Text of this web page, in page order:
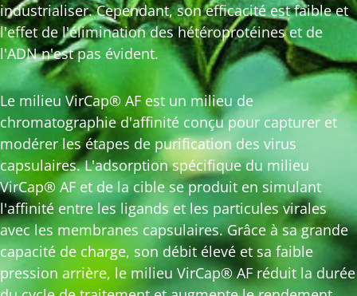
industrialiser. Cependant, son efficacité est faible et
l'effet de l'élimination des hétéroprotéines et de
l'ADN n'est pas évident.
Le milieu VirCap® AF est un milieu de
chromatographie d'affinité conçu pour capturer et
modérer les étapes de purification des virus
capsulaires. L'adsorption spécifique du milieu
VirCap® AF et de la cible se produit en simulant
l'affinité entre les ligands et les particules virales
avec les membranes capsulaires. Grâce à sa grande
capacité de charge, son débit élevé et sa faible
pression arrière, le milieu VirCap® AF réduit la durée